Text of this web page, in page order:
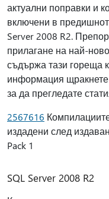
актуални поправки и
включени в
Server 2008 R2.
прилагане на най-
съдържа тази гореща
информация
за да прегледате
2567616
издадени след
Pack 1
SQL Server 2008 R2